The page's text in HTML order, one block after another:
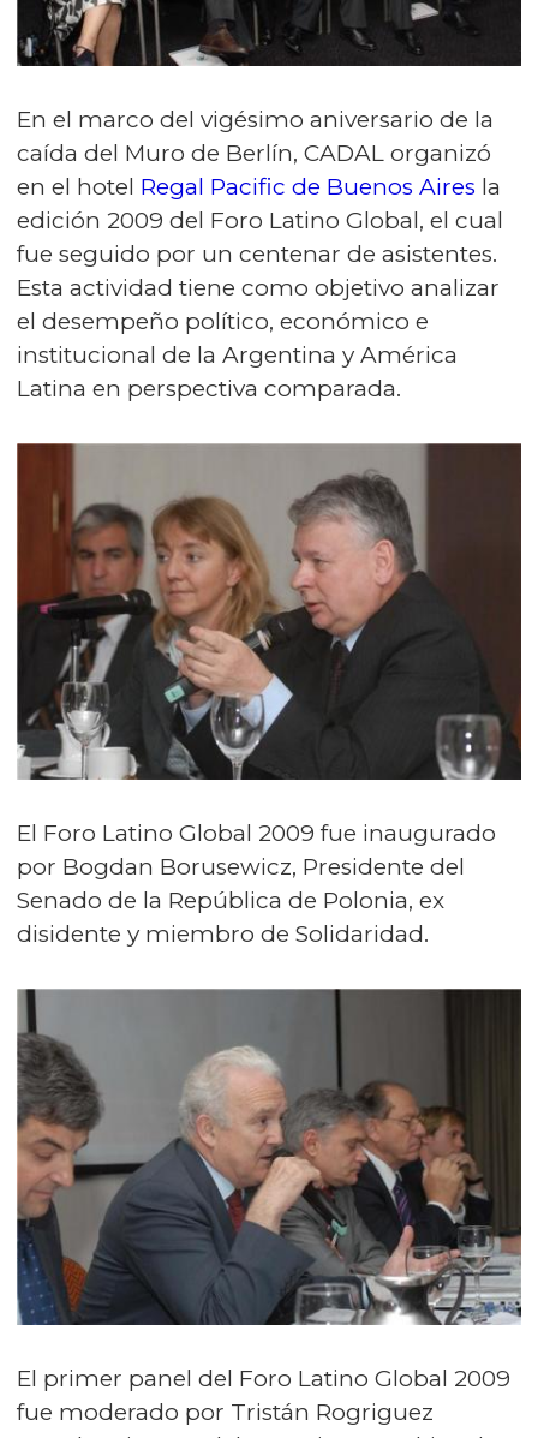
En el marco del vigésimo aniversario de la
caída del Muro de Berlín, CADAL organizó
en el hotel Regal Pacific de Buenos Aires la
edición 2009 del Foro Latino Global, el cual
fue seguido por un centenar de asistentes.
Esta actividad tiene como objetivo analizar
el desempeño político, económico e
institucional de la Argentina y América
Latina en perspectiva comparada.
El Foro Latino Global 2009 fue inaugurado
por Bogdan Borusewicz, Presidente del
Senado de la República de Polonia, ex
disidente y miembro de Solidaridad.
El primer panel del Foro Latino Global 2009
fue moderado por Tristán Rogriguez